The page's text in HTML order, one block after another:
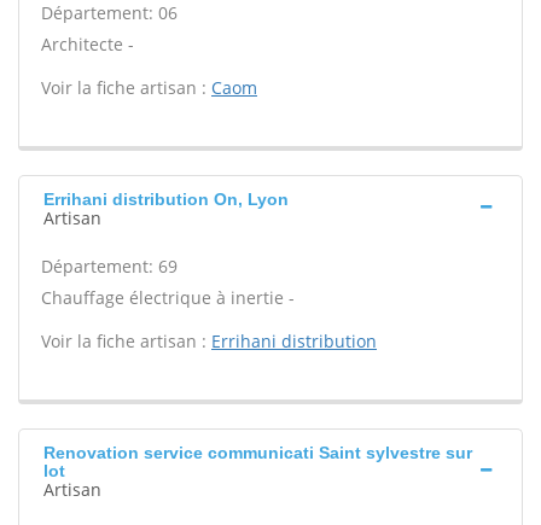
Département: 06
Architecte -
Voir la fiche artisan : Caom
Errihani distribution On, Lyon
Artisan
Département: 69
Chauffage électrique à inertie -
Voir la fiche artisan : Errihani distribution
Renovation service communicati Saint sylvestre sur
lot
Artisan